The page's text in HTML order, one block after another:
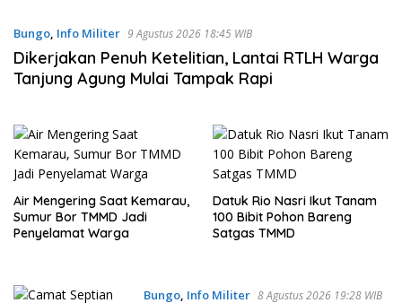
Bungo, Info Militer 9 Agustus 2026 18:45 WIB
Dikerjakan Penuh Ketelitian, Lantai RTLH Warga
Tanjung Agung Mulai Tampak Rapi
Air Mengering Saat Kemarau,
Sumur Bor TMMD Jadi
Penyelamat Warga
Datuk Rio Nasri Ikut Tanam
100 Bibit Pohon Bareng
Satgas TMMD
Bungo, Info Militer 8 Agustus 2026 19:28 WIB